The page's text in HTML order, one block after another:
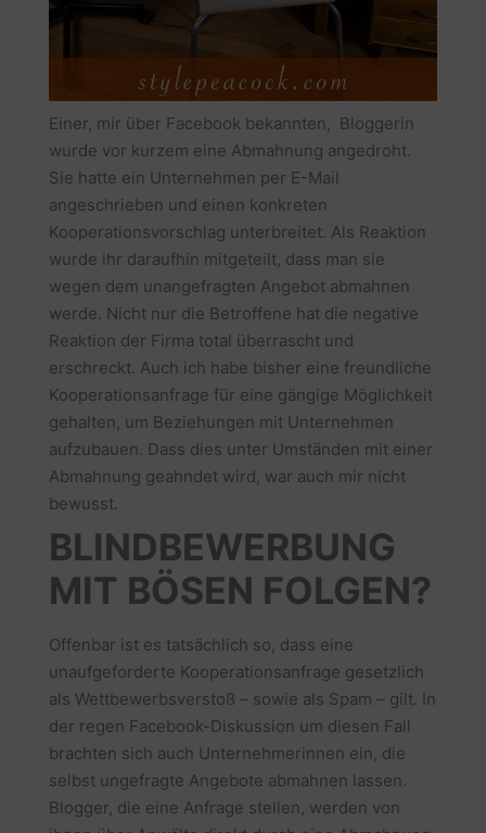
Einer, mir über Facebook bekannten, Bloggerin
wurde vor kurzem eine Abmahnung angedroht.
Sie hatte ein Unternehmen per E-Mail
angeschrieben und einen konkreten
Kooperationsvorschlag unterbreitet. Als Reaktion
wurde ihr daraufhin mitgeteilt, dass man sie
wegen dem unangefragten Angebot abmahnen
werde. Nicht nur die Betroffene hat die negative
Reaktion der Firma total überrascht und
erschreckt. Auch ich habe bisher eine freundliche
Kooperationsanfrage für eine gängige Möglichkeit
gehalten, um Beziehungen mit Unternehmen
aufzubauen. Dass dies unter Umständen mit einer
Abmahnung geahndet wird, war auch mir nicht
bewusst.
BLINDBEWERBUNG
MIT BÖSEN FOLGEN?
Offenbar ist es tatsächlich so, dass eine
unaufgeforderte Kooperationsanfrage gesetzlich
als Wettbewerbsverstoß – sowie als Spam – gilt. In
der regen Facebook-Diskussion um diesen Fall
brachten sich auch Unternehmerinnen ein, die
selbst ungefragte Angebote abmahnen lassen.
Blogger, die eine Anfrage stellen, werden von